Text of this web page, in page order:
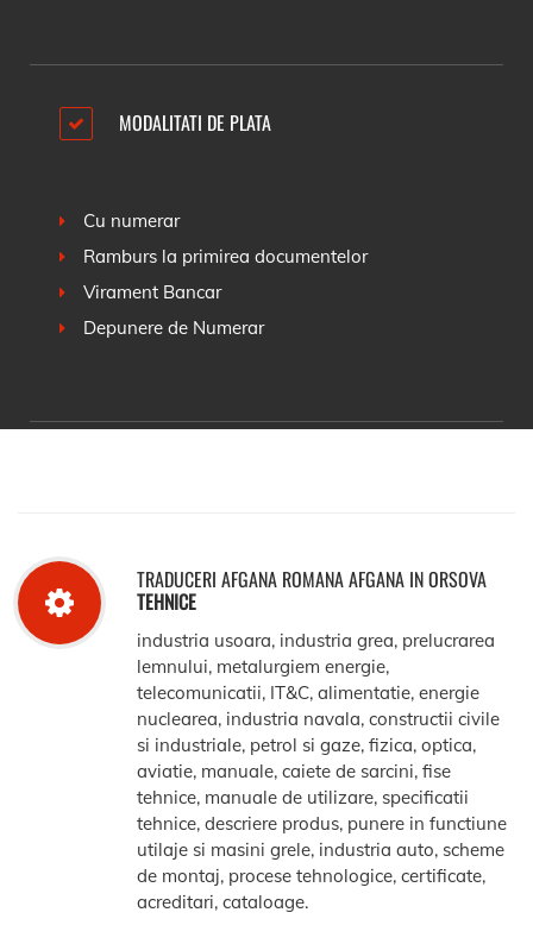
MODALITATI DE PLATA
Cu numerar
Ramburs la primirea documentelor
Virament Bancar
Depunere de Numerar
TRADUCERI AFGANA ROMANA AFGANA IN ORSOVA
TEHNICE
industria usoara, industria grea, prelucrarea
lemnului, metalurgiem energie,
telecomunicatii, IT&C, alimentatie, energie
nuclearea, industria navala, constructii civile
si industriale, petrol si gaze, fizica, optica,
aviatie, manuale, caiete de sarcini, fise
tehnice, manuale de utilizare, specificatii
tehnice, descriere produs, punere in functiune
utilaje si masini grele, industria auto, scheme
de montaj, procese tehnologice, certificate,
acreditari, cataloage.